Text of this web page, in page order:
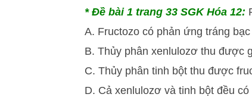
* Đề bài 1 trang 33 SGK Hóa 12:
A. Fructozo có phản ứng tráng
B. Thủy phân xenlulozơ thu được
C. Thủy phân tinh bột thu được
D. Cả xenlulozơ và tinh bột đều